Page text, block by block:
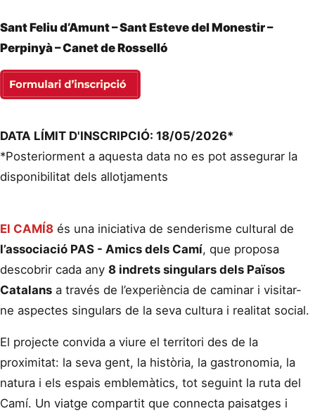
Sant Feliu d’Amunt – Sant Esteve del Monestir –
Perpinyà – Canet de Rosselló
DATA LÍMIT D'INSCRIPCIÓ: 18/05/2026*
*Posteriorment a aquesta data no es pot assegurar la
disponibilitat dels allotjaments
El CAMÍ8 és una iniciativa de senderisme cultural de
l’associació PAS - Amics dels Camí, que proposa
descobrir cada any 8 indrets singulars dels Països
Catalans a través de l’experiència de caminar i visitar-
ne aspectes singulars de la seva cultura i realitat social.
El projecte convida a viure el territori des de la
proximitat: la seva gent, la història, la gastronomia, la
natura i els espais emblemàtics, tot seguint la ruta del
Camí. Un viatge compartit que connecta paisatges i